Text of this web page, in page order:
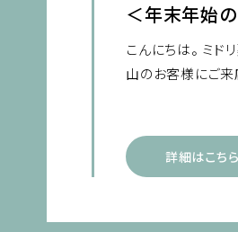
＜年末年始
こんにちは。 ミ
山のお客様にご
詳細はこちら